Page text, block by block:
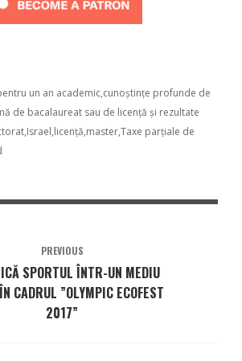
un an academic cunoștințe profunde de
de bacalaureat sau de licență și rezultate
Israel licență masterTaxe parțiale de
PREVIOUS
SPORTUL ÎNTR-UN MEDIU
CADRUL ”OLYMPIC ECOFEST
2017”